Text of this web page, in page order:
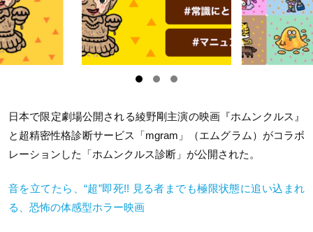
日本で限定劇場公開される綾野剛主演の映画『ホムンクルス』
と超精密性格診断サービス「mgram」（エムグラム）がコラボ
レーションした「ホムンクルス診断」が公開された。
音を立てたら、“超”即死!! 見る者までも極限状態に追い込まれ
る、恐怖の体感型ホラー映画